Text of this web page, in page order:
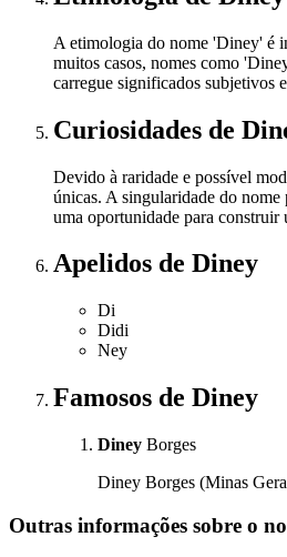
A etimologia do nome 'Diney' é
muitos casos, nomes como
carregue significados subjetivos
Curiosidades de
Devido à raridade e possível
únicas. A singularidade do
uma oportunidade para construir
Apelidos de Diney
Di
Didi
Ney
Famosos de Diney
Diney Borges
Diney Borges (Minas
Outras informações sobre o